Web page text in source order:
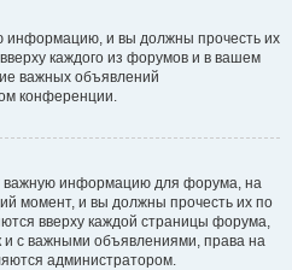
информацию, и вы должны прочесть их
каждого из форумов и в вашем
важных объявлений
конференции.
важную информацию для форума, на
момент, и вы должны прочесть их по
вверху каждой страницы форума,
и с важными объявлениями, права на
администратором.